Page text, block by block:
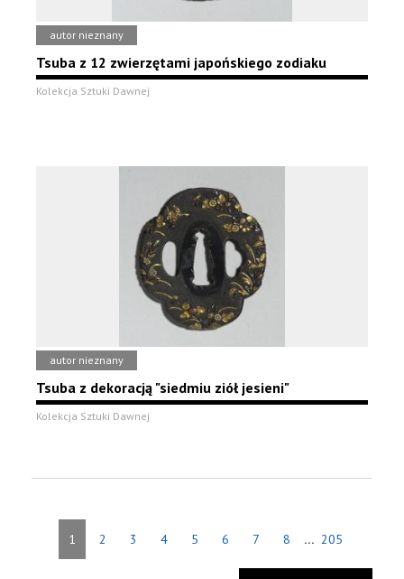
autor nieznany
Tsuba z 12 zwierzętami japońskiego zodiaku
Kolekcja Sztuki Dawnej
autor nieznany
Tsuba z dekoracją "siedmiu ziół jesieni"
Kolekcja Sztuki Dawnej
1 2 3 4 5 6 7 8 ... 205